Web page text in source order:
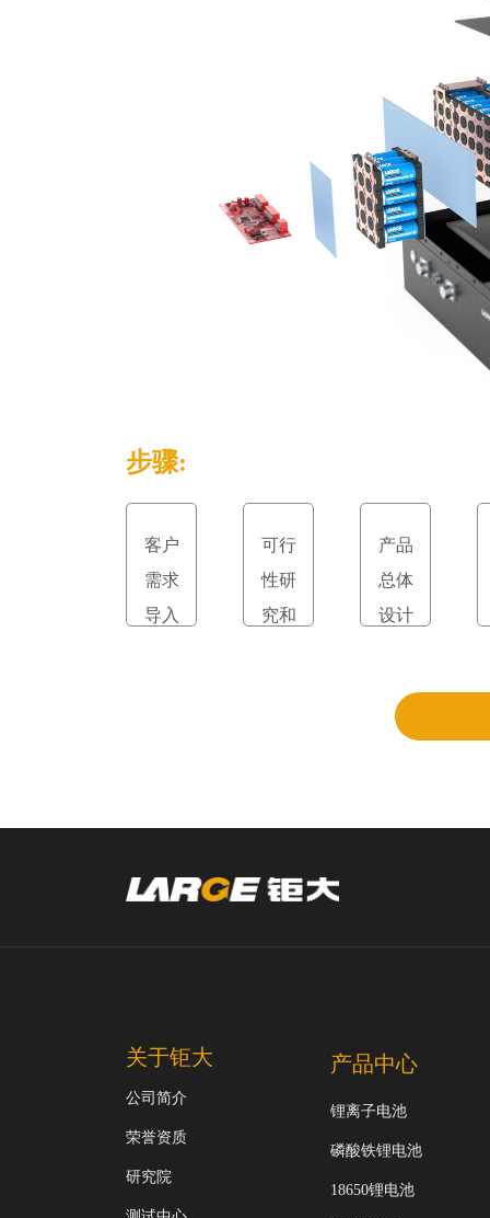
步骤:
客户
需求
导入
可行
性研
究和
产品
总体
设计
关于钜大
公司简介
荣誉资质
研究院
产品中心
锂离子电池
磷酸铁锂电池
18650锂电池